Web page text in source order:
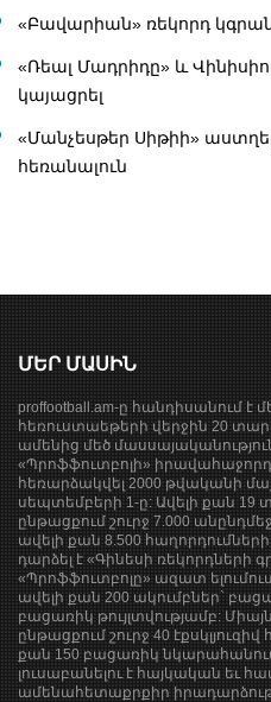
«Բավարիան» ռեկորդ
«Ռեալ Մադրիդը» և
կայացրել
«Մանչեսթեր Սիթիի»
հեռանալուն
ՄԵՐ ՄԱՍԻՆ
proffootball.am-ը հանդիսանում
հեռուստաեթերի վերջին 20
ամենից մեծ
«Պրոֆֆուտբոլի»
հեռարձակվել 2000 թվականի
սեպտեմբերի 1-ը: Ավելի քան 19
ընթացքում շուրջ 7.000
ավելի քան 8.500
դարձել է «Գինեսի ռեկորդների
«Պրոֆֆուտբոլը» ազատ
ավելի քան 200 ակումբներ`
բացառիկ թույլտվությամբ:
ընթացքում շուրջ 40
քան 150 բացառիկ
լուսաբանելու է հայկական եւ
ամենահետաքրքիր